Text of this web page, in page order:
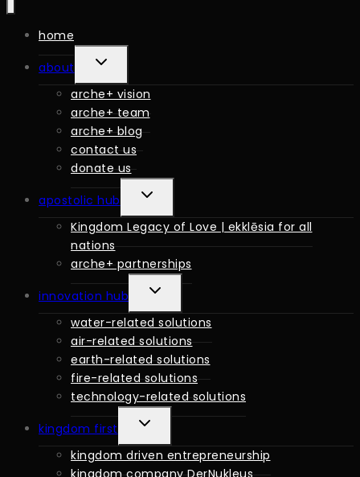
home
about
ERWEITERN
DES
UNTERGEORDNETEN
MENÜS
arche+ vision
arche+ team
arche+ blog
contact us
donate us
apostolic hub
ERWEITERN
DES
UNTERGEORDNETEN
Kingdom Legacy of Love | ekklēsia for all
nations
arche+ partnerships
innovation hub
ERWEITERN
DES
UNTERGEORDNETEN
MENÜS
water-related solutions
air-related solutions
earth-related solutions
fire-related solutions
technology-related solutions
kingdom first
ERWEITERN
DES
UNTERGEORDNETEN
kingdom driven entrepreneurship
kingdom company DerNukleus